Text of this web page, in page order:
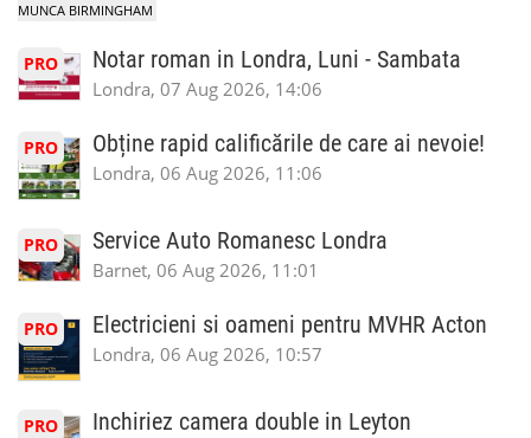
MUNCA BIRMINGHAM
PRO Notar roman in Londra, Luni - Sambata
Londra, 07 Aug 2026, 14:06
PRO Obține rapid calificările de care ai nevoie!
Londra, 06 Aug 2026, 11:06
PRO Service Auto Romanesc Londra
Barnet, 06 Aug 2026, 11:01
PRO Electricieni si oameni pentru MVHR Acton
Londra, 06 Aug 2026, 10:57
PRO Inchiriez camera double in Leyton